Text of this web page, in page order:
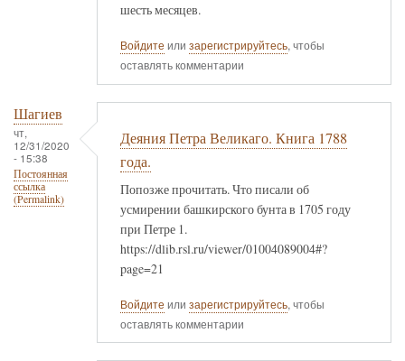
шесть месяцев.
Войдите или зарегистрируйтесь, чтобы
оставлять комментарии
Шагиев
чт,
12/31/2020
- 15:38
Постоянная
ссылка
(Permalink)
Деяния Петра Великаго. Книга 1788
года.
Попозже прочитать. Что писали об
усмирении башкирского бунта в 1705 году
при Петре 1.
https://dlib.rsl.ru/viewer/01004089004#?
page=21
Войдите или зарегистрируйтесь, чтобы
оставлять комментарии